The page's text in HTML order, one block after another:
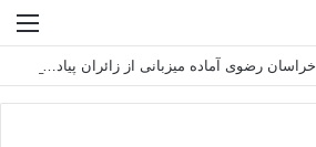
کارکنان بانک مسکن خراسان رضوی آماده میزبانی از زائران پیاده امام رضا(ع)